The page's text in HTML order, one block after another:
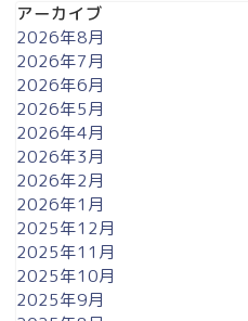
アーカイブ
2026年8月
2026年7月
2026年6月
2026年5月
2026年4月
2026年3月
2026年2月
2026年1月
2025年12月
2025年11月
2025年10月
2025年9月